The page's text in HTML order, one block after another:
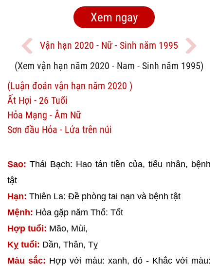
Vận hạn 2020 - Nữ - Sinh năm 1995
(Xem vận hạn năm 2020 - Nam - Sinh năm 1995)
(Luận đoán vận hạn năm 2020 )
Ất Hợi - 26 Tuổi
Hỏa Mạng - Âm Nữ
Sơn đầu Hỏa - Lửa trên núi
Sao: Thái Bạch: Hao tán tiền của, tiểu nhân, bệnh
tật
Hạn: Thiên La: Đề phòng tai nạn và bệnh tật
Mệnh: Hỏa gặp năm Thổ: Tốt
Hợp tuổi: Mão, Mùi,
Kỵ tuổi: Dần, Thân, Tỵ
Màu sắc: Hợp với màu: xanh, đỏ - Khắc với màu: